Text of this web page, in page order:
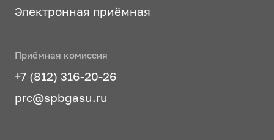
Электронная приёмная
Приёмная комиссия
+7 (812) 316-20-26
prc@spbgasu.ru